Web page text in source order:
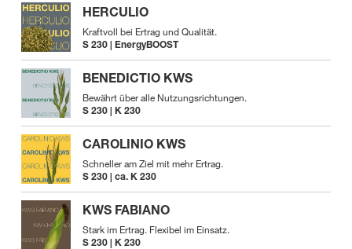
HERCULIO
Kraftvoll bei Ertrag und Qualität.
S 230 | EnergyBOOST
BENEDICTIO KWS
Bewährt über alle Nutzungsrichtungen.
S 230 | K 230
CAROLINIO KWS
Schneller am Ziel mit mehr Ertrag.
S 230 | ca. K 230
KWS FABIANO
Stark im Ertrag. Flexibel im Einsatz.
S 230 | K 230